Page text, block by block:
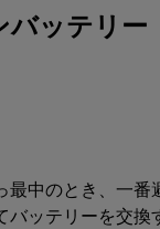
バッテリー
最中のとき、一番
ッテリーを交換